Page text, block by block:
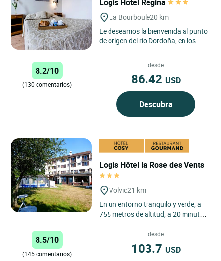
Logis Hôtel Régina
La Bourboule20 km
Le deseamos la bienvenida al punto
de origen del río Dordoña, en los
Dore, protegido en...
8.2/10
(130 comentarios)
desde
86.42 USD
Descubra
Logis Hôtel la Rose des Vents
Volvic21 km
En un entorno tranquilo y verde, a
755 metros de altitud, a 20 minutos
Dôme y a 15 minutos...
8.5/10
(145 comentarios)
desde
103.7 USD